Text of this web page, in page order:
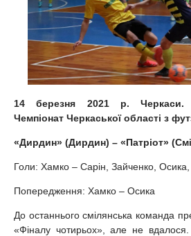
14 березня 2021 р. Черкаси.
Чемпіонат Черкаської області з
«Дирдин» (Дирдин) – «Патріот»
Голи: Хамко – Сарін, Зайченко,
Попередження: Хамко – Осика
До останнього смілянська команда
«Фіналу чотирьох», але не